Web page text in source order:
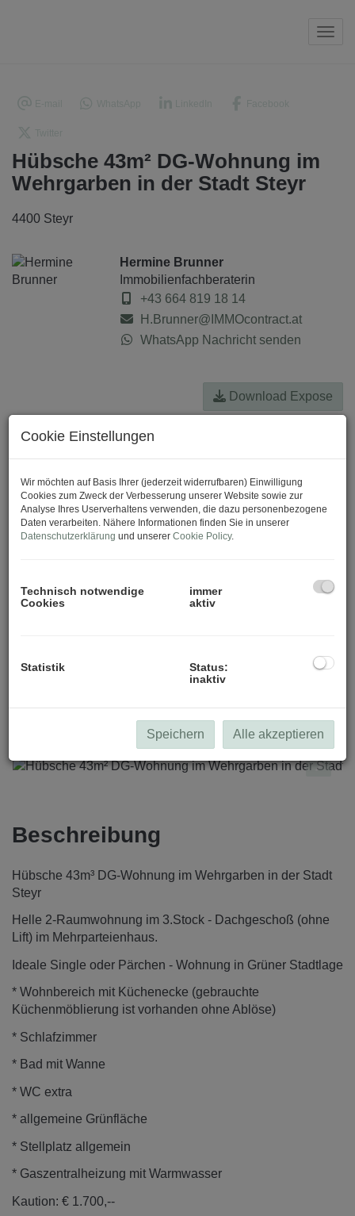
Hübsche 43m² DG-Wohnung im
Wehrgarben in der Stadt Steyr
4400 Steyr
Hermine Brunner
Immobilienfachberaterin
+43 664 819 18 14
H.Brunner@IMMOcontract.at
WhatsApp Nachricht senden
Download Expose
Beschreibung
Hübsche 43m³ DG-Wohnung im Wehrgarben in der Stadt
Steyr
Helle 2-Raumwohnung im 3.Stock - Dachgeschoß (ohne
Lift) im Mehrparteienhaus.
Ideale Single oder Pärchen - Wohnung in Grüner Stadtlage
* Wohnbereich mit Küchenecke (gebrauchte
Küchenmöblierung ist vorhanden ohne Ablöse)
* Schlafzimmer
* Bad mit Wanne
* WC extra
* allgemeine Grünfläche
* Stellplatz allgemein
* Gaszentralheizung mit Warmwasser
Kaution: € 1.700,--
Cookie Einstellungen
Wir möchten auf Basis Ihrer (jederzeit widerrufbaren) Einwilligung
Cookies zum Zweck der Verbesserung unserer Website sowie zur
Analyse Ihres Userverhaltens verwenden, die dazu personenbezogene
Daten verarbeiten. Nähere Informationen finden Sie in unserer
Datenschutzerklärung und unserer Cookie Policy.
Technisch notwendige
Cookies
immer
aktiv
Statistik
Status:
inaktiv
Speichern Alle akzeptieren